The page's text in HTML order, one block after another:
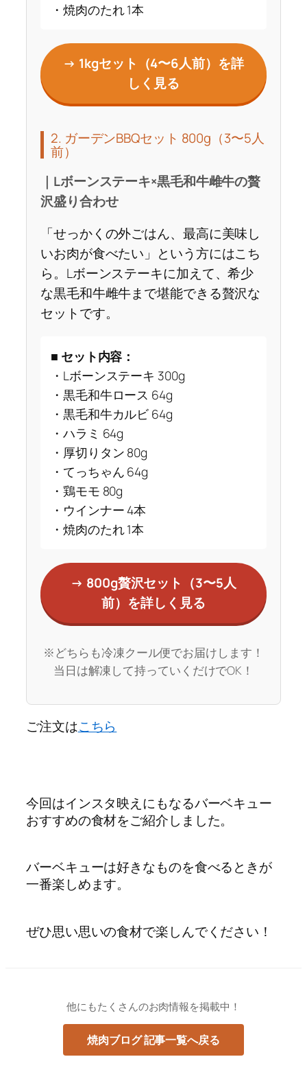
・焼肉のたれ 1本
→ 1kgセット（4〜6人前）を詳
しく見る
2. ガーデンBBQセット 800g（3〜5人
前）
｜Lボーンステーキ×黒毛和牛雌牛の贅
沢盛り合わせ
「せっかくの外ごはん、最高に美味し
いお肉が食べたい」という方にはこち
ら。Lボーンステーキに加えて、希少
な黒毛和牛雌牛まで堪能できる贅沢な
セットです。
■ セット内容：
・Lボーンステーキ 300g
・黒毛和牛ロース 64g
・黒毛和牛カルビ 64g
・ハラミ 64g
・厚切りタン 80g
・てっちゃん 64g
・鶏モモ 80g
・ウインナー 4本
・焼肉のたれ 1本
→ 800g贅沢セット（3〜5人
前）を詳しく見る
※どちらも冷凍クール便でお届けします！
当日は解凍して持っていくだけでOK！
ご注文はこちら
今回はインスタ映えにもなるバーベキュー
おすすめの食材をご紹介しました。
バーベキューは好きなものを食べるときが
一番楽しめます。
ぜひ思い思いの食材で楽しんでください！
他にもたくさんのお肉情報を掲載中！
焼肉ブログ 記事一覧へ戻る